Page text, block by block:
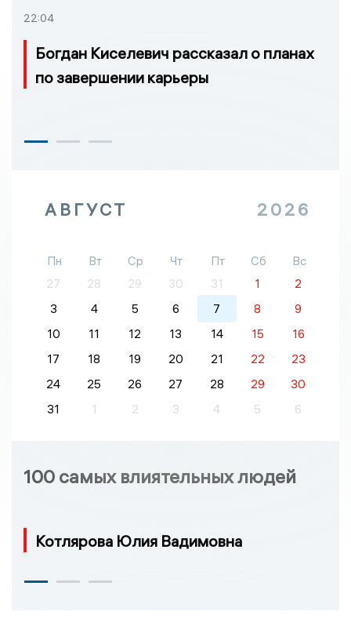
22:04
Богдан Киселевич рассказал о планах
по завершении карьеры
АВГУСТ 2026
Пн Вт Ср Чт Пт Сб
Вс
27
28 29 30 31 1
2
3
4 5 6 7 8
9
10
11 12 13 14 15
16
17
18 19 20 21 22
23
24
25 26 27 28 29
30
31
1 2 3 4 5 6
100 самых влиятельных людей
Котлярова Юлия Вадимовна